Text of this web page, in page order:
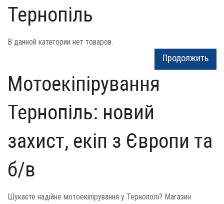
Тернопіль
В данной категории нет товаров.
Продолжить
Мотоекіпірування
Тернопіль: новий
захист, екіп з Європи та
б/в
Шукаєте надійне мотоекіпірування у Тернополі? Магазин